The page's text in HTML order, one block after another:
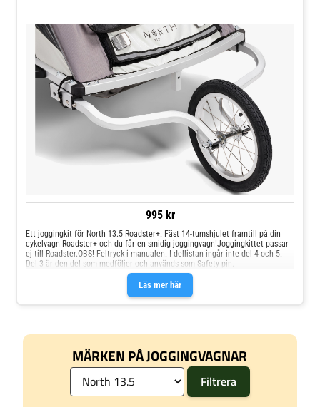
995 kr
Läs mer här
Ett joggingkit för North 13.5 Roadster+. Fäst 14-tumshjulet framtill på din
cykelvagn Roadster+ och du får en smidig joggingvagn!Joggingkittet passar
ej till Roadster.OBS! Feltryck i manualen. I dellistan ingår inte del 4 och 5.
Del 3 är den del som medföljer och används som Safety pin.
MÄRKEN PÅ JOGGINGVAGNAR